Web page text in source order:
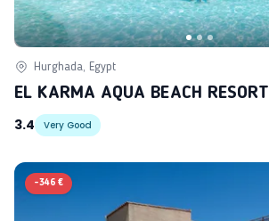
Hurghada, Egypt
EL KARMA AQUA BEACH RESORT
3.4
Very Good
-346 €